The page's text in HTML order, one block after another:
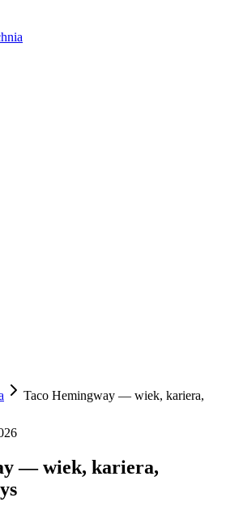
Taco Hemingway — wiek, kariera,
— wiek, kariera,